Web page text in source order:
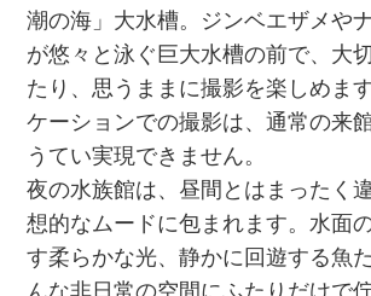
潮の海」大水槽。ジンベエザメや
が悠々と泳ぐ巨大水槽の前で、大
たり、思うままに撮影を楽しめま
ケーションでの撮影は、通常の来
うてい実現できません。
夜の水族館は、昼間とはまったく
想的なムードに包まれます。水面
す柔らかな光、静かに回遊する魚
んな非日常の空間にふたりだけで